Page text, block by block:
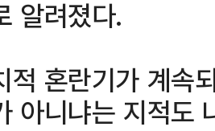
알려졌다.
적 혼란기가 계속
아니냐는 지적도